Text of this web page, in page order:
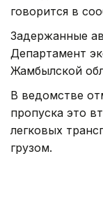
говорится в
Задержанные
Департамент
Жамбылской
В ведомстве
пропуска это
легковых
грузом.